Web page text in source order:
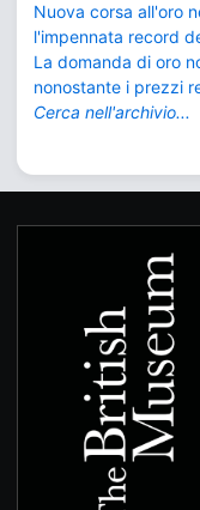
Nuova corsa all'oro
l'impennata record
La domanda di oro
nonostante i prezzi
Cerca nell'archivio...